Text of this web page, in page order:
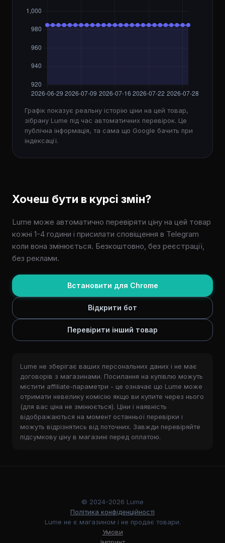
Графік показує реальну історію ціни на цей товар,
зібрану Lume під час автоматичних перевірок. Це
публічна інформація, та сама що Google бачить при
індексації.
Хочеш бути в курсі змін?
Lume може автоматично перевіряти ціну на цей товар
кожні 1-4 години і присилати сповіщення в Telegram
коли вона змінюється. Безкоштовно, без реєстрації,
без реклами.
Встановити для Chrome
Відкрити бот
Перевірити інший товар
Lume не зберігає ваших персональних даних і не має
договорів з магазинами. Посилання на купівлю можуть
містити affiliate-параметри - це означає що Lume може
отримати невелику комісію якщо ви купите через нього
(для вас ціна не змінюється). Ціни і наявність
відображаються на момент останньої перевірки і
можуть відрізнятись від поточних. Завжди перевіряйте
підсумкову ціну в магазині перед оплатою.
© 2024-2026 Lume
Політика конфіденційності
Lume не є магазином і не продає товари.
Умови